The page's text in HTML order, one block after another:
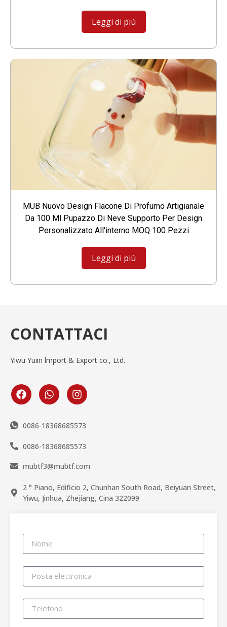
Leggi di più
MUB Nuovo Design Flacone Di Profumo Artigianale
Da 100 Ml Pupazzo Di Neve Supporto Per Design
Personalizzato All'interno MOQ 100 Pezzi
Leggi di più
CONTATTACI
Yiwu Yuiin lmport & Export co., Ltd.
0086-18368685573
0086-18368685573
mubtf3@mubtf.com
2 ° Piano, Edificio 2, Chunhan South Road, Beiyuan Street,
Yiwu, Jinhua, Zhejiang, Cina 322099